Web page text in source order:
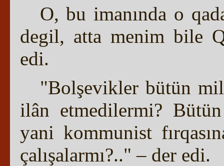
O, bu imanında o
degil, atta menim bile
edi.
"Bolşevikler bütün
ilân etmedilermi? Bütün
yani kommunist
çalışalarmı?.." – der edi.